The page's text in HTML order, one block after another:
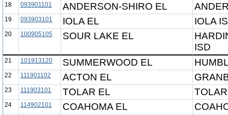
18 093901101 ANDERSON-SHIRO EL
19 093903101 IOLA EL IOLA
20 100905105 SOUR LAKE EL
ISD
21 101913120 SUMMERWOOD EL
22 111901102 ACTON EL
23 111903101 TOLAR EL
24 114902101 COAHOMA EL